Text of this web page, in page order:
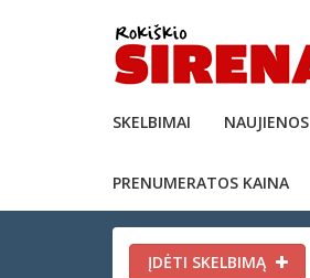
SKELBIMAI NAUJIENOS
PRENUMERATOS KAINA
ĮDĖTI SKELBIMĄ